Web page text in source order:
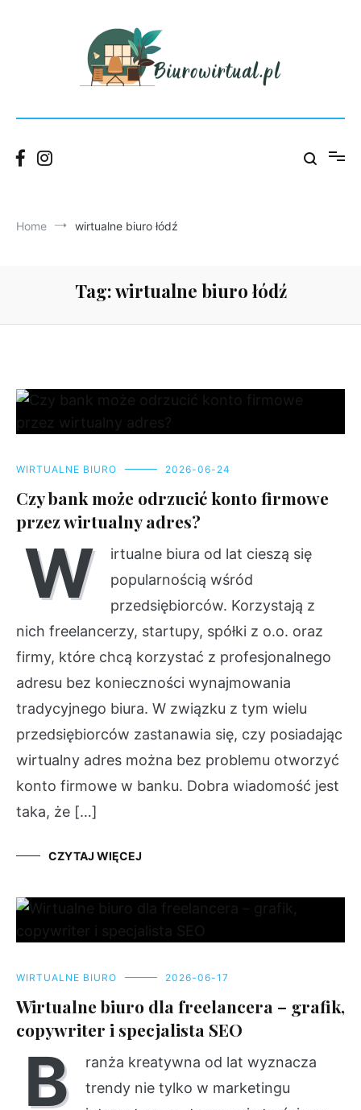
Biurowirtual
Home wirtualne biuro łódź
Tag:wirtualne biuro łódź
WIRTUALNE BIURO 2026-06-24
Czy bank może odrzucić konto firmowe
przez wirtualny adres?
W
irtualne biura od lat cieszą się
popularnością wśród
przedsiębiorców. Korzystają z
nich freelancerzy, startupy, spółki z o.o. oraz
firmy, które chcą korzystać z profesjonalnego
adresu bez konieczności wynajmowania
tradycyjnego biura. W związku z tym wielu
przedsiębiorców zastanawia się, czy posiadając
wirtualny adres można bez problemu otworzyć
konto firmowe w banku. Dobra wiadomość jest
taka, że […]
CZYTAJ WIĘCEJ
WIRTUALNE BIURO 2026-06-17
Wirtualne biuro dla freelancera – grafik,
copywriter i specjalista SEO
B
ranża kreatywna od lat wyznacza
trendy nie tylko w marketingu